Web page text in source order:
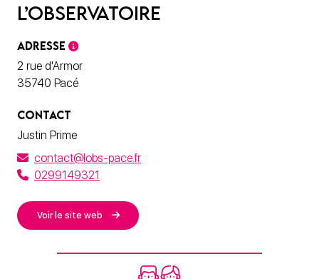
L’Observatoire
ADRESSE
2 rue d'Armor
35740 Pacé
CONTACT
Justin Prime
contact@lobs-pace.fr
0299149321
Voir le site web